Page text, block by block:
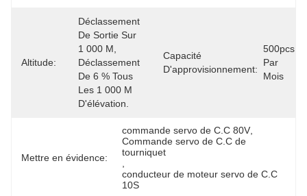
Altitude:
Déclassement
De Sortie Sur
1 000 M,
Déclassement
De 6 % Tous
Les 1 000 M
D'élévation.
Capacité
D'approvisionnement:
500pcs
Par
Mois
Mettre en évidence:
commande servo de C.C 80V
Commande servo de C.C de
tourniquet
conducteur de moteur servo de C.C
10S